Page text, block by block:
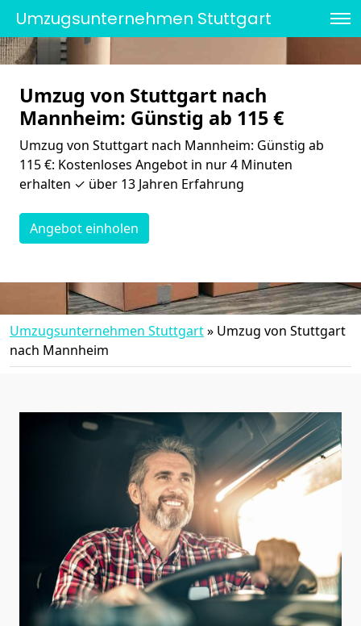
Umzugsunternehmen Stuttgart
Umzug von Stuttgart nach
Mannheim: Günstig ab 115 €
Umzug von Stuttgart nach Mannheim: Günstig ab
115 €: Kostenloses Angebot in nur 4 Minuten
erhalten ✓ über 13 Jahren Erfahrung
Angebot einholen
Umzugsunternehmen Stuttgart» Umzug von Stuttgart
nach Mannheim